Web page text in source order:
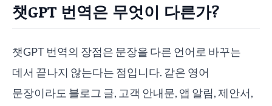
챗GPT 번역은 무엇이 다른가?
챗GPT 번역의 장점은 문장을 다른 언어로 바꾸는
데서 끝나지 않는다는 점입니다. 같은 영어
문장이라도 블로그 글, 고객 안내문, 앱 알림, 제안서,